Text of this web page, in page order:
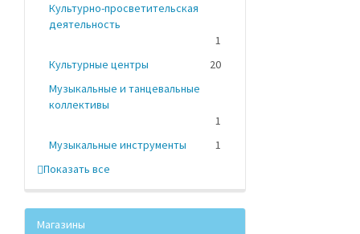
Культурно-просветительская
деятельность
1
Культурные центры
20
Музыкальные и танцевальные
коллективы
1
Музыкальные инструменты
1
Показать все
Магазины